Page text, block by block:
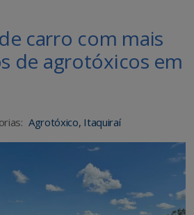
carro com mais
de agrotóxicos em
Agrotóxico, Itaquiraí